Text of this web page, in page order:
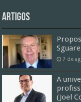
Artigos
7 de
A
(Joel